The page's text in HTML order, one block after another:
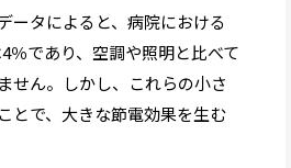
ータによると、病院における
％であり、空調や照明と比べて
せん。しかし、これらの小さ
とで、大きな節電効果を生む